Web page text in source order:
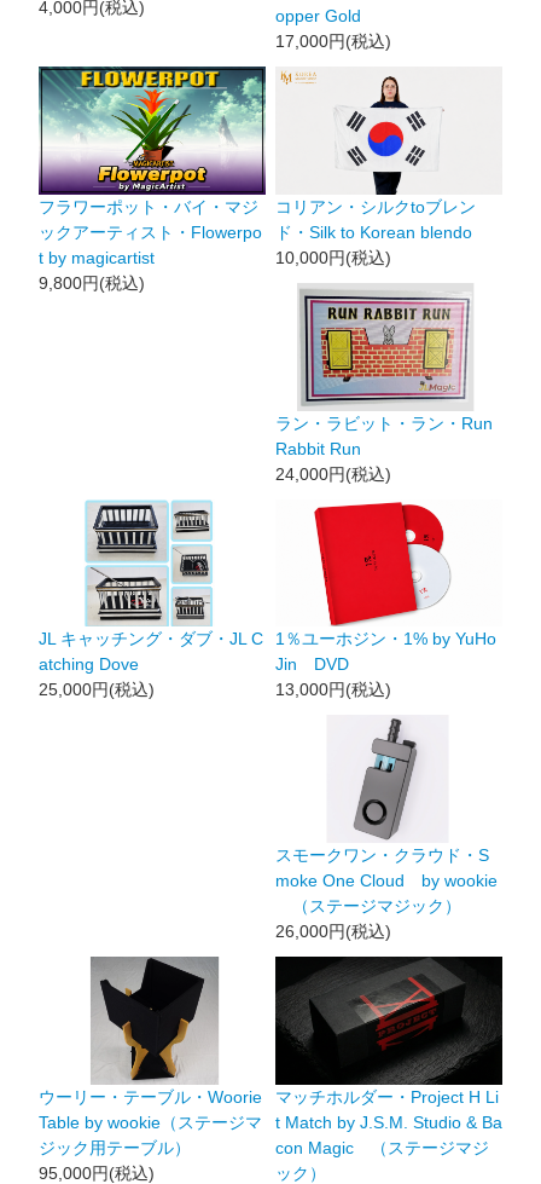
4,000円(税込)
opper Gold
17,000円(税込)
フラワーポット・バイ・マジ
ックアーティスト・Flowerpo
t by magicartist
9,800円(税込)
コリアン・シルクtoブレン
ド・Silk to Korean blendo
10,000円(税込)
ラン・ラビット・ラン・Run
Rabbit Run
24,000円(税込)
JL キャッチング・ダブ・JL C
atching Dove
25,000円(税込)
1％ユーホジン・1% by YuHo
Jin DVD
13,000円(税込)
スモークワン・クラウド・S
moke One Cloud by wookie
（ステージマジック）
26,000円(税込)
ウーリー・テーブル・Woorie
Table by wookie（ステージマ
ジック用テーブル）
95,000円(税込)
マッチホルダー・Project H Li
t Match by J.S.M. Studio & Ba
con Magic （ステージマジ
ック）